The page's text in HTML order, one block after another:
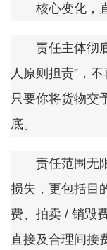
核心变化，直
责任主体彻底
人原则担责”，
只要你将货物交
底。
责任范围无限
损失，更包括目
费、拍卖 / 销毁
直接及合理间接